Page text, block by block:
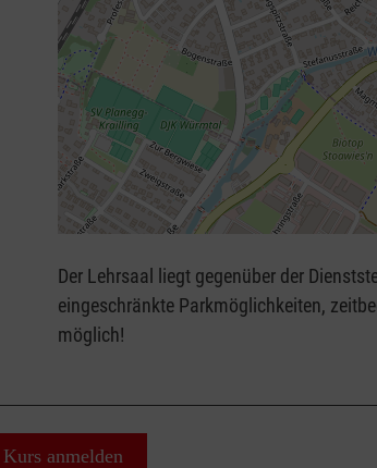
⇧
Der Lehrsaal liegt gegenüber der
eingeschränkte Parkmöglichkeiten,
möglich!
anmelden